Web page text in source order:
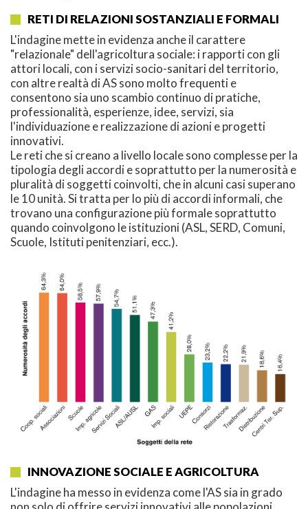
RETI DI RELAZIONI SOSTANZIALI E FORMALI
L'indagine mette in evidenza anche il carattere
"relazionale" dell'agricoltura sociale: i rapporti con gli
attori locali, con i servizi socio-sanitari del territorio,
con altre realtà di AS sono molto frequenti e
consentono sia uno scambio continuo di pratiche,
professionalità, esperienze, idee, servizi, sia
l'individuazione e realizzazione di azioni e progetti
innovativi.
Le reti che si creano a livello locale sono complesse per la
tipologia degli accordi e soprattutto per la numerosità e
pluralità di soggetti coinvolti, che in alcuni casi superano
le 10 unità. Si tratta per lo più di accordi informali, che
trovano una configurazione più formale soprattutto
quando coinvolgono le istituzioni (ASL, SERD, Comuni,
Scuole, Istituti penitenziari, ecc.).
INNOVAZIONE SOCIALE E AGRICOLTURA
L'indagine ha messo in evidenza come l'AS sia in grado